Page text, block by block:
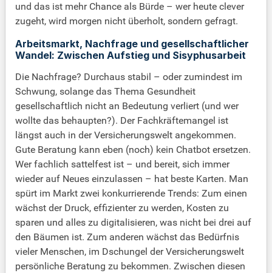
und das ist mehr Chance als Bürde – wer heute clever
zugeht, wird morgen nicht überholt, sondern gefragt.
Arbeitsmarkt, Nachfrage und gesellschaftlicher
Wandel: Zwischen Aufstieg und Sisyphusarbeit
Die Nachfrage? Durchaus stabil – oder zumindest im
Schwung, solange das Thema Gesundheit
gesellschaftlich nicht an Bedeutung verliert (und wer
wollte das behaupten?). Der Fachkräftemangel ist
längst auch in der Versicherungswelt angekommen.
Gute Beratung kann eben (noch) kein Chatbot ersetzen.
Wer fachlich sattelfest ist – und bereit, sich immer
wieder auf Neues einzulassen – hat beste Karten. Man
spürt im Markt zwei konkurrierende Trends: Zum einen
wächst der Druck, effizienter zu werden, Kosten zu
sparen und alles zu digitalisieren, was nicht bei drei auf
den Bäumen ist. Zum anderen wächst das Bedürfnis
vieler Menschen, im Dschungel der Versicherungswelt
persönliche Beratung zu bekommen. Zwischen diesen